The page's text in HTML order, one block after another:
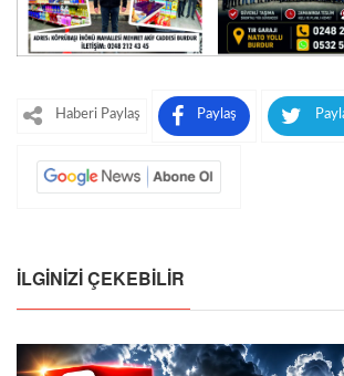
Haberi Paylaş Paylaş
İLGINIZI ÇEKEBILIR